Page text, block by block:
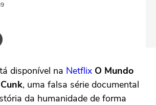
disponível na Netflix O Mundo
, uma falsa série documental
da humanidade de forma